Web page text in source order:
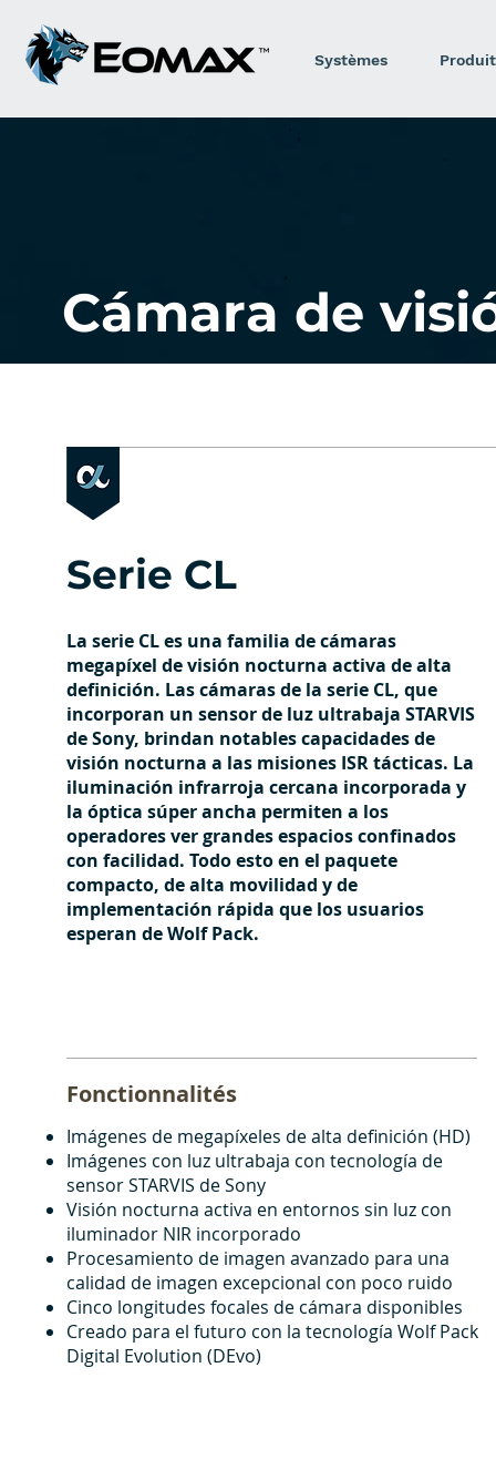
Systèmes
Cámara de
Serie CL
La serie CL es una familia de cámaras
megapíxel de visión nocturna activa de alta
definición. Las cámaras de la serie CL, que
incorporan un sensor de luz ultrabaja STARVIS
de Sony, brindan notables capacidades de
visión nocturna a las misiones ISR tácticas. La
iluminación infrarroja cercana incorporada y
la óptica súper ancha permiten a los
operadores ver grandes espacios confinados
con facilidad. Todo esto en el paquete
compacto, de alta movilidad y de
implementación rápida que los usuarios
esperan de Wolf Pack.
Fonctionnalités
Imágenes de megapíxeles de alta definición (HD)
Imágenes con luz ultrabaja con tecnología de
sensor STARVIS de Sony
Visión nocturna activa en entornos sin luz con
iluminador NIR incorporado
Procesamiento de imagen avanzado para una
calidad de imagen excepcional con poco ruido
Cinco longitudes focales de cámara disponibles
Creado para el futuro con la tecnología Wolf Pack
Digital Evolution (DEvo)